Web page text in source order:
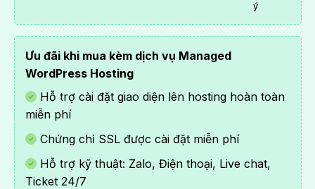
ý
Ưu đãi khi mua kèm dịch vụ Managed
WordPress Hosting
Hỗ trợ cài đặt giao diện lên hosting hoàn toàn
miễn phí
Chứng chỉ SSL được cài đặt miễn phí
Hỗ trợ kỹ thuật: Zalo, Điện thoại, Live chat,
Ticket 24/7